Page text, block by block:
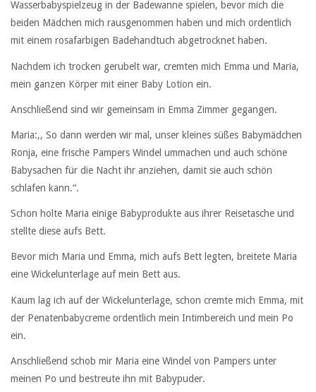
Wasserbabyspielzeug in der Badewanne spielen, bevor mich die
beiden Mädchen mich rausgenommen haben und mich ordentlich
mit einem rosafarbigen Badehandtuch abgetrocknet haben.
Nachdem ich trocken gerubelt war, cremten mich Emma und Maria,
mein ganzen Körper mit einer Baby Lotion ein.
Anschließend sind wir gemeinsam in Emma Zimmer gegangen.
Maria:,, So dann werden wir mal, unser kleines süßes Babymädchen
Ronja, eine frische Pampers Windel ummachen und auch schöne
Babysachen für die Nacht ihr anziehen, damit sie auch schön
schlafen kann.“.
Schon holte Maria einige Babyprodukte aus ihrer Reisetasche und
stellte diese aufs Bett.
Bevor mich Maria und Emma, mich aufs Bett legten, breitete Maria
eine Wickelunterlage auf mein Bett aus.
Kaum lag ich auf der Wickelunterlage, schon cremte mich Emma, mit
der Penatenbabycreme ordentlich mein Intimbereich und mein Po
ein.
Anschließend schob mir Maria eine Windel von Pampers unter
meinen Po und bestreute ihn mit Babypuder.